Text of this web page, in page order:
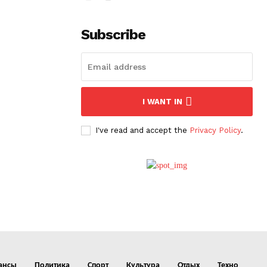
Subscribe
I WANT IN
I've read and accept the Privacy Policy.